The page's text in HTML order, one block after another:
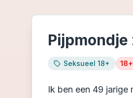
Pijpmondje
Seksueel 18+ 18+
Ik ben een 49 jarige